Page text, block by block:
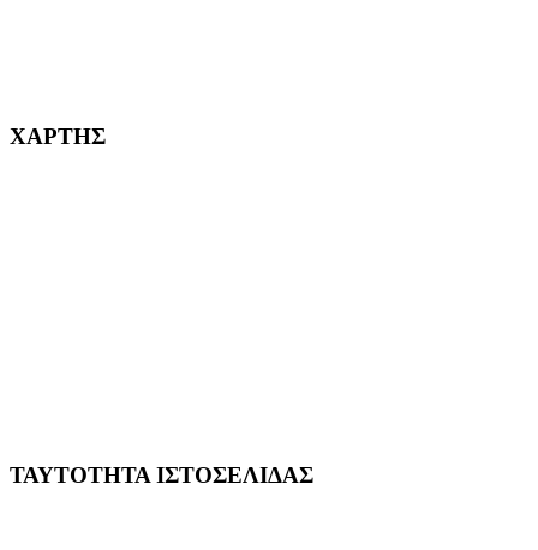
ΧΑΡΤΗΣ
ΤΑΥΤΟΤΗΤΑ ΙΣΤΟΣΕΛΙΔΑΣ